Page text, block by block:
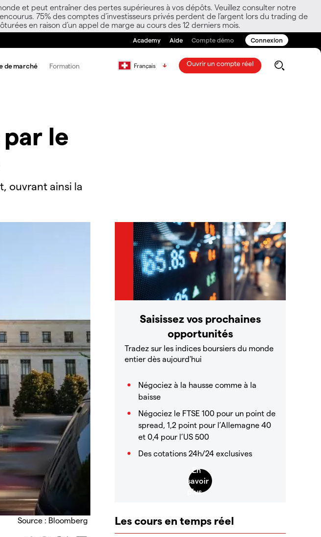
et peut entraîner des pertes supérieures à vos dépôts. Veuillez consulter notre
75% des comptes d’investisseurs privés perdent de l’argent lors du trading de
en raison d’un appel de marge au cours des 12 derniers mois.
Academy Aide Compte démo Connexion
de marché Formation Français Ouvrir un compte réel
le
ouvrant ainsi la
Source : Bloomberg
Saisissez vos prochaines
opportunités
Tradez sur les indices boursiers du monde
entier dès aujourd'hui
Négociez à la hausse comme à la
baisse
Négociez le FTSE 100 pour un point de
spread, 1,2 point pour l’Allemagne 40
et 0,4 pour l’US 500
Des cotations 24h/24 exclusives
Les cours en temps réel